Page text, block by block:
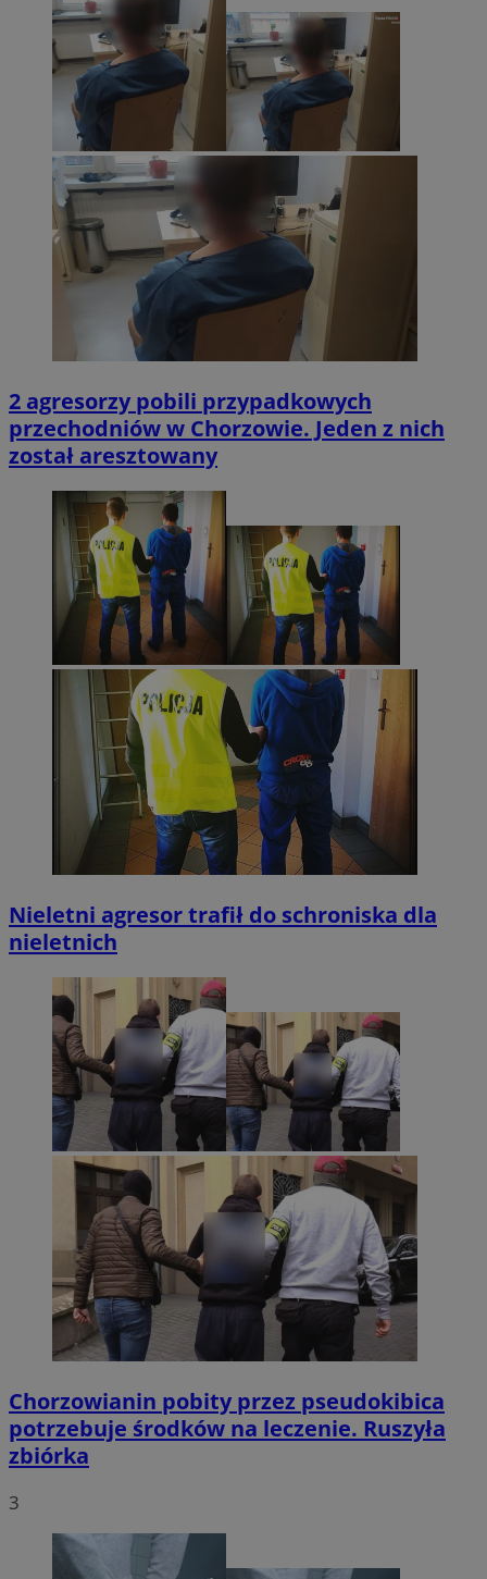
2 agresorzy pobili przypadkowych
przechodniów w Chorzowie. Jeden z nich
został aresztowany
Nieletni agresor trafił do schroniska dla
nieletnich
Chorzowianin pobity przez pseudokibica
potrzebuje środków na leczenie. Ruszyła
zbiórka
3